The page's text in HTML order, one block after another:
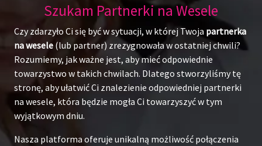
Szukam Partnerki na Wesele
Czy zdarzyło Ci się być w sytuacji, w której Twoja partnerka
na wesele (lub partner) zrezygnowała w ostatniej chwili?
Rozumiemy, jak ważne jest, aby mieć odpowiednie
towarzystwo w takich chwilach. Dlatego stworzyliśmy tę
stronę, aby ułatwić Ci znalezienie odpowiedniej partnerki
na wesele, która będzie mogła Ci towarzyszyć w tym
wyjątkowym dniu.
Nasza platforma oferuje unikalną możliwość połączenia